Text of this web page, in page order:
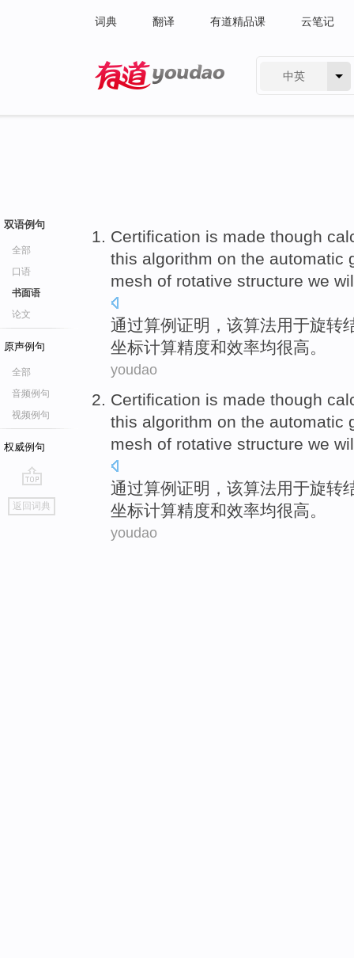
词典 翻译 有道精品课 云笔记
中英
双语例句
全部
口语
书面语
论文
原声例句
全部
音频例句
视频例句
权威例句
go
top
返回词典
Certification is made though
this algorithm on the automatic
mesh of rotative structure we
通过算例 证明， 该算法用于旋转
坐标计算精度和效率均很高。
youdao
Certification is made though
this algorithm on the automatic
mesh of rotative structure we
通过算例 证明， 该算法用于旋转
坐标计算精度和效率均很高。
youdao